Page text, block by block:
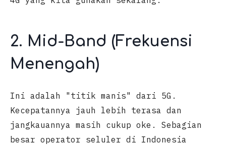
2. Mid-Band (Frekuensi
Menengah)
Ini adalah "titik manis" dari 5G.
Kecepatannya jauh lebih terasa dan
jangkauannya masih cukup oke. Sebagian
besar operator seluler di Indonesia